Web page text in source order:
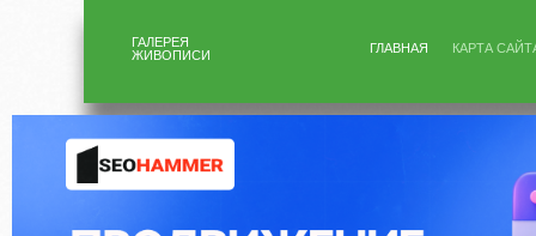
ГАЛЕРЕЯ
ЖИВОПИСИ
ГЛАВНАЯ КАРТА